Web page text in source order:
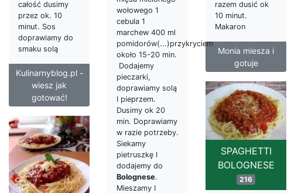
całość dusimy
przez ok. 10
minut. Sos
doprawiamy do
smaku solą
Kulinarnyblog.pl -
wiesz jak
gotować!
razem dusić ok
10 minut.
Makaron
Monia miesza i
gotuje
wołowego 1
cebula 1
marchew 400 ml
pomidorów(...)przykryciem
około 15-20 min.
Dodajemy
pieczarki,
doprawiamy solą
I pieprzem.
Dusimy ok 20
min. Doprawiamy
w razie potrzeby.
Siekamy
pietruszkę I
dodajemy do
Bolognese.
Mieszamy I
SPAGHETTI
BOLOGNESE
216